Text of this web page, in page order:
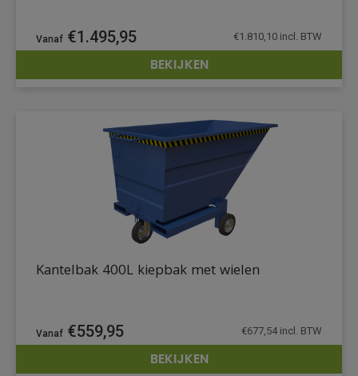
DETAILS
€1.495,95 €1.810,10 incl. BTW
BEKIJKEN
DETAILS
Kantelbak 400L kiepbak met wielen
€559,95 €677,54 incl. BTW
BEKIJKEN